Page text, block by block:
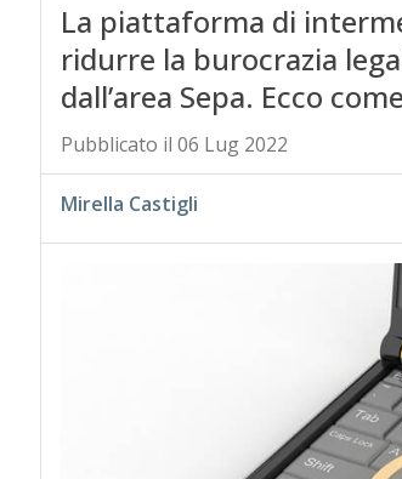
La piattaforma di
ridurre la burocrazia
dall’area Sepa. Ecco come
Pubblicato il 06 Lug 2022
Mirella Castigli